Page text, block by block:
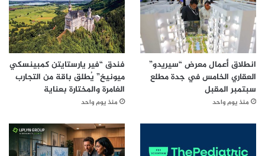
انطلاق أعمال معرض “سيريدو”
العقاري الخامس في جدة مطلع
سبتمبر المقبل
منذ يوم واحد
فندق “فير يارستايتن كمبينسكي
ميونيخ” يُطلق باقة من التجارب
الغامرة والمختارة بعناية
منذ يوم واحد